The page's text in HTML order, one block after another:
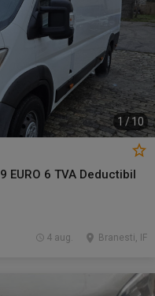
1 /10
6 TVA Deductibil
Branesti, IF
4 aug.